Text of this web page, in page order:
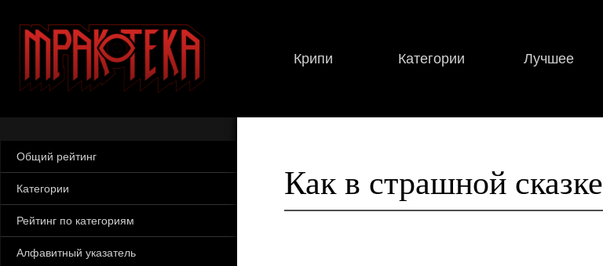
Крипи Категории Лучшее
Общий рейтинг
Категории
Рейтинг по категориям
Алфавитный указатель
Как в страшной сказке